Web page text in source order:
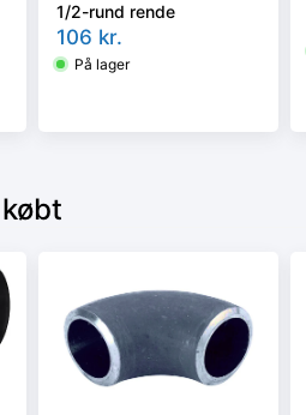
1/2-rund rende
106 kr.
På lager